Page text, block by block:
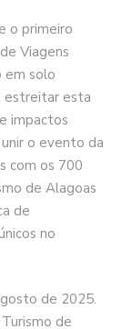
o primeiro
Viagens
em solo
estreitar esta
impactos
o evento da
com os 700
de Alagoas
de
no
de 2025.
de